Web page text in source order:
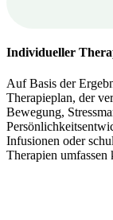
Individueller
Auf Basis der
Therapieplan, der
Bewegung,
Infusionen oder
Therapien umfassen